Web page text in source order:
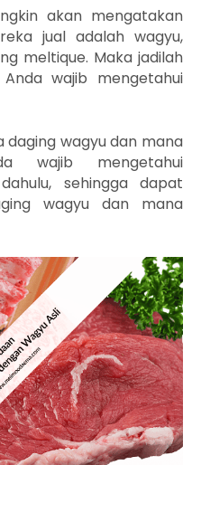
akan mengatakan
jual adalah wagyu,
meltique. Maka jadilah
wajib mengetahui
wagyu dan mana
wajib mengetahui
sehingga dapat
wagyu dan mana